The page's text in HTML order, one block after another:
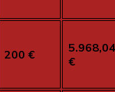
200 €
5.968,04
€